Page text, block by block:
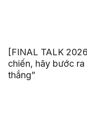
[FINAL TALK
chiến, hãy bước
thắng”